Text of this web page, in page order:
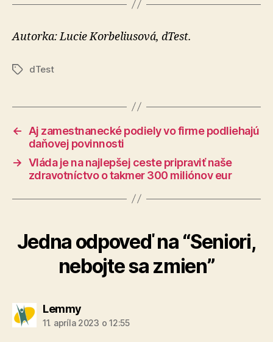
Autorka: Lucie Korbeliusová, dTest.
Značky
dTest
←
Aj zamestnanecké podiely vo firme podliehajú
daňovej povinnosti
→ Vláda je na najlepšej ceste pripraviť naše
zdravotníctvo o takmer 300 miliónov eur
Jedna odpoveď na “Seniori,
nebojte sa zmien”
Lemmyhovorí:
11. apríla 2023 o 12:55